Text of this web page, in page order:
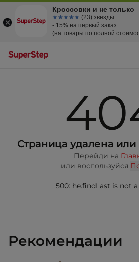
Страница удалена
Перейди на
или воспользуйся
500: he.findLast is not
Рекомендации
Кроссовки и не только
☆☆☆☆☆
★★★★★ (23) звезды
- 15% на первый заказ
(на товары по полной